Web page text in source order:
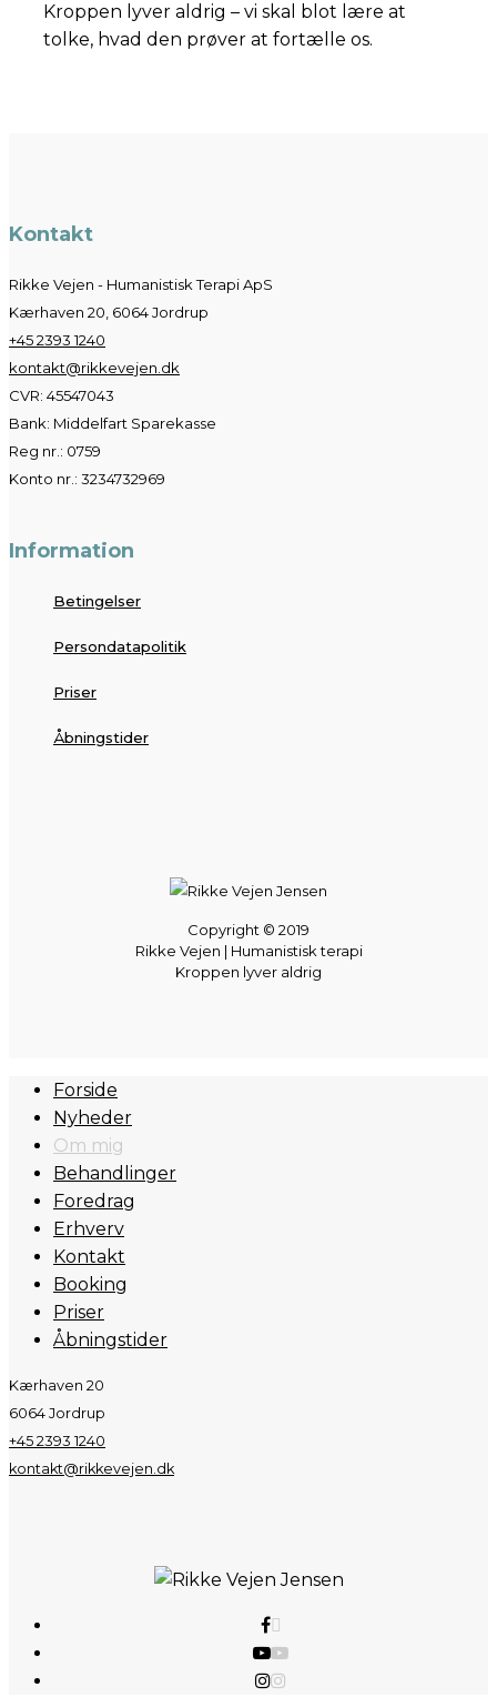
Kroppen lyver aldrig – vi skal blot lære at
tolke, hvad den prøver at fortælle os.
Kontakt
Rikke Vejen - Humanistisk Terapi ApS
Kærhaven 20, 6064 Jordrup
+45 2393 1240
kontakt@rikkevejen.dk
CVR: 45547043
Bank: Middelfart Sparekasse
Reg nr.: 0759
Konto nr.: 3234732969
Information
Betingelser
Persondatapolitik
Priser
Åbningstider
Copyright © 2019
Rikke Vejen | Humanistisk terapi
Kroppen lyver aldrig
Close
Menu
Forside
Nyheder
Om mig
Behandlinger
Foredrag
Erhverv
Kontakt
Booking
Priser
Åbningstider
Kærhaven 20
6064 Jordrup
+45 2393 1240
kontakt@rikkevejen.dk
facebook
youtube
instagram